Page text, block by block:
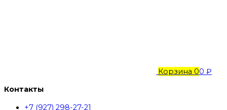
Корзина 00 ₽
Контакты
+7 (927) 298-27-21